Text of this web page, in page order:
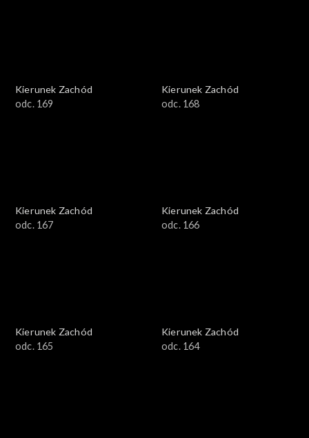
Kierunek Zachód
odc. 169
Kierunek Zachód
odc. 168
Kierunek Zachód
odc. 167
Kierunek Zachód
odc. 166
Kierunek Zachód
odc. 165
Kierunek Zachód
odc. 164